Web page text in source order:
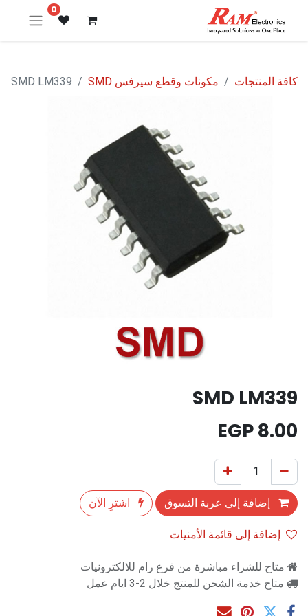
0
كافة المنتجات مكونات وقطع سيرفس SMD SMD LM339
SMD LM339
8.00
إضافة إلى عربة التسوق
اشترِ الآن
إضافة إلى قائمة الأمنيات
متاح للشراء مباشرة من فرع رام للالكترونيات
متاح خدمة الشحن للمنتج خلال 2-3 ايام عمل